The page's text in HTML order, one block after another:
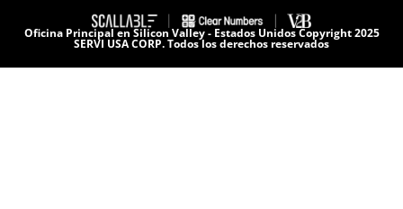
Oficina Principal en Silicon Valley - Estados Unidos Copyright 2025
SERVI USA CORP. Todos los derechos reservados